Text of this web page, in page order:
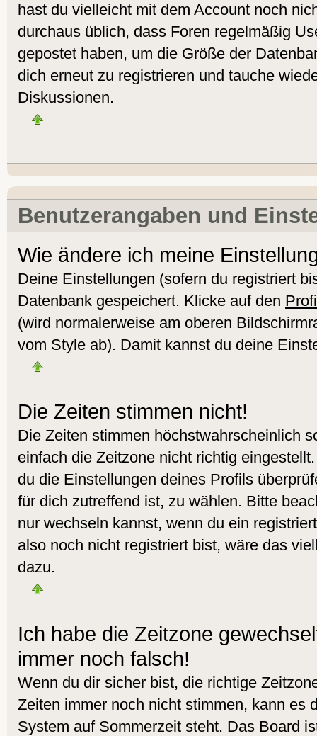
hast du vielleicht mit dem Account noch
durchaus üblich, dass Foren regelmäßig
gepostet haben, um die Größe der
dich erneut zu registrieren und tauche
Diskussionen.
Benutzerangaben und
Wie ändere ich meine
Deine Einstellungen (sofern du registriert
Datenbank gespeichert. Klicke auf den
(wird normalerweise am oberen
vom Style ab). Damit kannst du deine
Die Zeiten stimmen nicht!
Die Zeiten stimmen höchstwahrscheinlich
einfach die Zeitzone nicht richtig
du die Einstellungen deines Profils
für dich zutreffend ist, zu wählen. Bitte
nur wechseln kannst, wenn du ein
also noch nicht registriert bist, wäre das
dazu.
Ich habe die Zeitzone
immer noch falsch!
Wenn du dir sicher bist, die richtige
Zeiten immer noch nicht stimmen, kann es
System auf Sommerzeit steht. Das Board